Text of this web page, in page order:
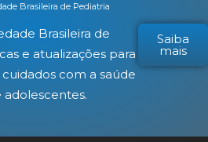
Brasileira de Pediatria
Brasileira de
e atualizações para
com a saúde
adolescentes.
Saiba
mais